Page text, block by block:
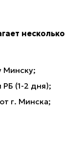
несколько
Минску;
РБ (1-2 дня);
г. Минска;